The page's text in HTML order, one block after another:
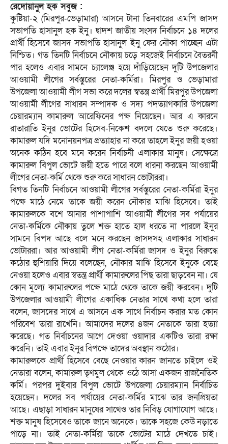
রেদোয়ানুল হক সবুজ :
কুষ্টিয়া-২ (মিরপুর-ভেড়ামারা) আসনে টানা তিনবারের এমপি জাসদ
সভাপতি হাসানুল হক ইনু। দ্বাদশ জাতীয় সংসদ নির্বাচনে ১৪ দলের
প্রার্থী হিসেবে জাসদ সভাপতি হাসানুল ইনু ফের নৌকা পাচ্ছেন এটা
নিশ্চিত। গত তিনটি নির্বাচনে নৌকায় চড়ে সহজেই নির্বাচনে বৈতরনী
পার হলেও এবার সামনে চ্যালেঞ্জ হয়ে দাঁড়িয়েছেন দুটি উপজেলার
আওয়ামী লীগের সর্বস্তুরের নেতা-কর্মিরা। মিরপুর ও ভেড়ামারা
উপজেলা আওয়ামী লীগ সভা করে দলের স্বতন্ত্র প্রার্থী মিরপুর উপজেলা
আওয়ামী লীগের সাধারন সম্পাদক ও সদ্য পদত্যাগকারি উপজেলা
চেয়ারম্যান কামারুল আরেফিনের পক্ষ নিয়েছেন। আর এ কারনে
রাতারাতি ইনুর ভোটের হিসেব-নিকেশ বদলে যেতে শুরু করেছে।
কামারুল যদি মনোনয়নপত্র প্রত্যাহার না করে তাহলে ইনুর জয়ী হওয়া
অনেক কঠিন হবে মনে করেন নির্বাচনী এলাকার মানুষ। সেক্ষেত্রে
কামারুল বিপুল ভোটে জয়ী হতে পারে বলে ধারনা করছেন আওয়ামী
লীগের নেতা-কর্মি থেকে শুরু করে সাধারন ভোটাররা।
বিগত তিনটি নির্বাচনে আওয়ামী লীগের সর্বস্তুরের নেতা-কর্মিরা ইনুর
পক্ষে মাঠে নেমে তাকে জয়ী করেন নৌকার মাঝি হিসেবে। তাই
কামারুলকে বশে আনার পাশাপাশি আওয়ামী লীগের সব পর্যায়ের
নেতা-কর্মিকে নৌকায় তুলে শক্ত হাতে হাল ধরতে না পারলে ইনুর
সামনে বিপদ আছে বলে মনে করছেন জাসদসহ এলাকার সাধারন
ভোটাররা। আর আওয়ামী লীগ নেতা-কর্মিরা জাসদ ও ইনুর বিরুদ্ধে
কঠোর হুশিয়ারি দিয়ে বলেছেন, নৌকার মাঝি হিসেবে ইনুকে বেছে
নেওয়া হলেও এবার স্বতন্ত্র প্রার্থী কামারুলের পিছ তারা ছাড়বেন না। যে
কোন মুল্যে কামারুলের পক্ষে মাঠে থেকে তাকে জয়ী করবেন। দুটি
উপজেলার আওয়ামী লীগের একাধিক নেতার সাথে কথা হলে তারা
বলেন, জাসদের সাথে এ আসনে এক সাথে নির্বাচন করার মত কোন
পরিবেশ তারা রাখেনি। আমাদের দলের ৪জন নেতাকে তারা হত্যা
করেছে। গত নির্বাচনের আগে দেওয়া ওয়াদার একটিও তারা রক্ষা
করেনি। তাই এবার ইনুর বিপক্ষে তাদের অবস্থান কঠোর।
কামারুলকে প্রার্থী হিসেবে বেছে নেওয়ার কারন জানতে চাইলে ওই
নেতারা বলেন, কামারুল তৃণমুল থেকে ওঠে আসা একজন রাজনৈতিক
কর্মি। পরপর দুইবার বিপুল ভোটে উপজেলা চেয়ারম্যান নির্বাচিত
হয়েছেন। দলের সব পর্যায়ের নেতা-কর্মির মাঝে তার জনপ্রিয়তা
আছে। এছাড়া সাধারন মানুষের সাথেও তার নিবিড় যোগাযোগ আছে।
শক্ত মানুষ হিসেবেও তাকে জানে অনেকে। তাকে সহজে কেউ নড়াতে
পাড়ে না। তাই নেতা-কর্মিরা তাকে ভোটের মাঠে দেখতে চাই।